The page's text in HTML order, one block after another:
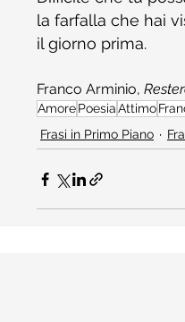
la farfalla che hai
il giorno prima.
Franco Arminio,
AmorePoesiaAttimo
Frasi in Primo Piano